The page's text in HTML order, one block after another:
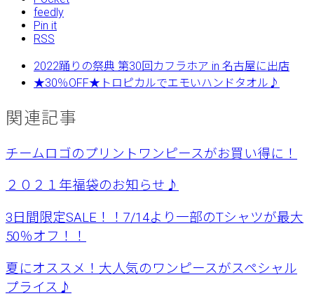
feedly
Pin it
RSS
2022踊りの祭典 第30回カフラホア in 名古屋に出店
★30％OFF★トロピカルでエモいハンドタオル♪
関連記事
チームロゴのプリントワンピースがお買い得に！
２０２１年福袋のお知らせ♪
3日間限定SALE！！7/14より一部のTシャツが最大
50％オフ！！
夏にオススメ！大人気のワンピースがスペシャル
プライス♪